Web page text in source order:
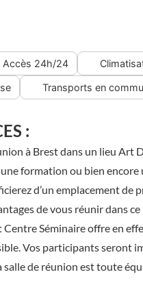
Accès 24h/24
Transports en
:
à Brest dans un lieu Art
formation ou bien
d’un emplacement
de vous réunir dans
Séminaire offre en
Vos participants seront
salle de réunion est toute